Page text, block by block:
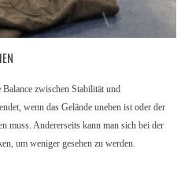
zwischen Stabilität und
wenn das Gelände uneben ist oder der
muss. Andererseits kann man sich bei der
um weniger gesehen zu werden.